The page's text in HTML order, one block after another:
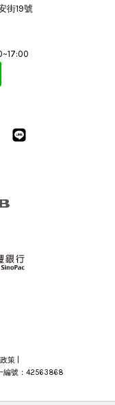
街19號
策|
編號：42563868